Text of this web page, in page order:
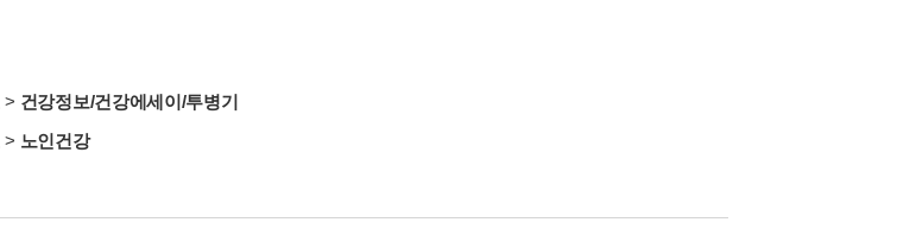
> 건강정보/건강에세이/투병기
> 노인건강